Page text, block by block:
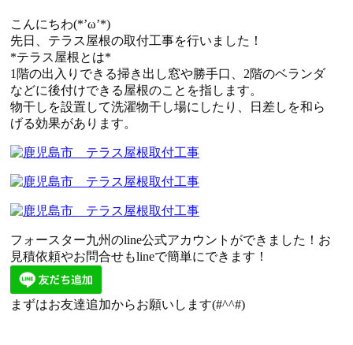
こんにちわ(*’ω’*)
先日、テラス屋根の取付工事を行いました！
*テラス屋根とは*
1階の出入りできる掃き出し窓や勝手口、2階のベランダ
などに後付けできる屋根のことを指します。
物干しを設置して洗濯物干し場にしたり、日差しを和ら
げる効果があります。
フォースター九州のline公式アカウントができました！お
見積依頼やお問合せもlineで簡単にできます！
まずはお友達追加からお願いします(#^^#)